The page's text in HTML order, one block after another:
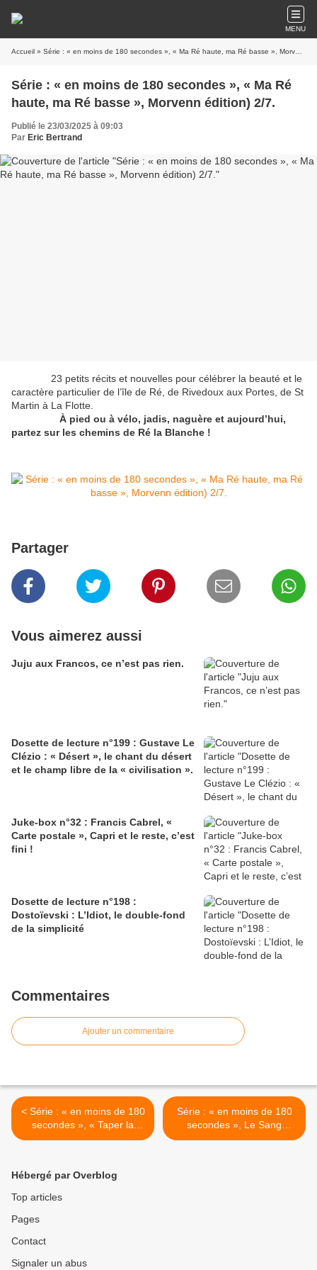
MENU
Accueil » Série : « en moins de 180 secondes », « Ma Ré haute, ma Ré basse », Morvenn édition) 2/7.
Série : « en moins de 180 secondes », « Ma Ré
haute, ma Ré basse », Morvenn édition) 2/7.
Publié le 23/03/2025 à 09:03
Par Eric Bertrand
23 petits récits et nouvelles pour célébrer la beauté et le
caractère particulier de l’île de Ré, de Rivedoux aux Portes, de St
Martin à La Flotte.
À pied ou à vélo, jadis, naguère et aujourd’hui,
partez sur les chemins de Ré la Blanche !
Partager
Vous aimerez aussi
Juju aux Francos, ce n’est pas rien.
Dosette de lecture n°199 : Gustave Le
Clézio : « Désert », le chant du désert
et le champ libre de la « civilisation ».
Juke-box n°32 : Francis Cabrel, «
Carte postale », Capri et le reste, c’est
fini !
Dosette de lecture n°198 :
Dostoïevski : L’Idiot, le double-fond
de la simplicité
Commentaires
Ajouter un commentaire
< Série : « en moins de 180
secondes », « Taper la
route » (Morvenn édition)
Série : « en moins de 180
secondes », Le Sang
d’Ossian (Morvenn édition)
Hébergé par Overblog
Top articles
Pages
Contact
Signaler un abus